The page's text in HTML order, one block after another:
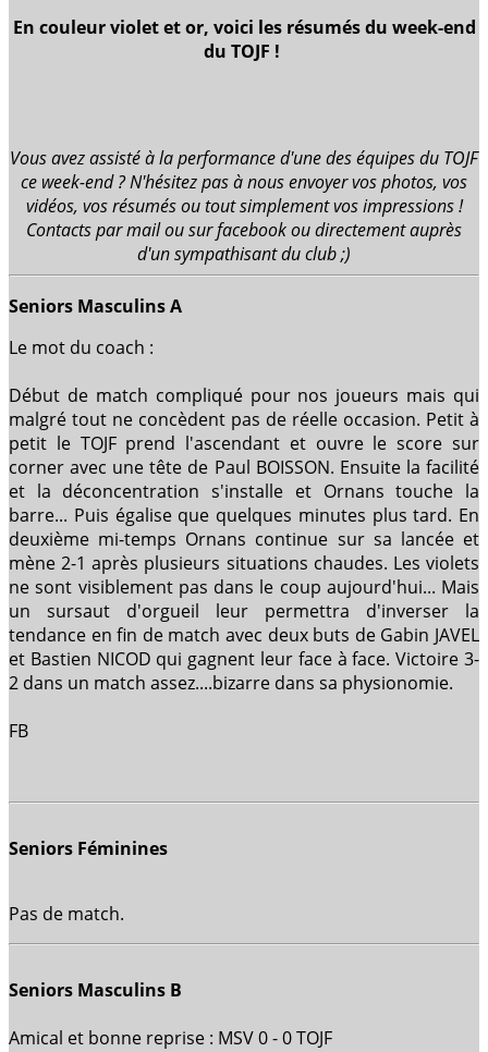
En couleur violet et or, voici les résumés du week-end
du TOJF !
Vous avez assisté à la performance d'une des équipes du TOJF
ce week-end ? N'hésitez pas à nous envoyer vos photos, vos
vidéos, vos résumés ou tout simplement vos impressions !
Contacts par mail ou sur facebook ou directement auprès
d'un sympathisant du club ;)
Seniors Masculins A
Le mot du coach :
Début de match compliqué pour nos joueurs mais qui
malgré tout ne concèdent pas de réelle occasion. Petit à
petit le TOJF prend l'ascendant et ouvre le score sur
corner avec une tête de Paul BOISSON. Ensuite la facilité
et la déconcentration s'installe et Ornans touche la
barre... Puis égalise que quelques minutes plus tard. En
deuxième mi-temps Ornans continue sur sa lancée et
mène 2-1 après plusieurs situations chaudes. Les violets
ne sont visiblement pas dans le coup aujourd'hui... Mais
un sursaut d'orgueil leur permettra d'inverser la
tendance en fin de match avec deux buts de Gabin JAVEL
et Bastien NICOD qui gagnent leur face à face. Victoire 3-
2 dans un match assez....bizarre dans sa physionomie.
FB
Seniors Féminines
Pas de match.
Seniors Masculins B
Amical et bonne reprise : MSV 0 - 0 TOJF